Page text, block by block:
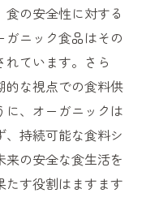
の安全性に対する
ニック食品はその
ています。さら
的な視点での食料供
、オーガニックは
持続可能な食料シ
来の安全な食生活を
たす役割はますます